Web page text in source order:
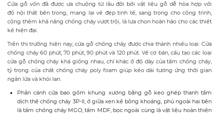
Cửa gỗ vốn đã được ưa chuộng từ lâu đời bởi vật liệu gỗ dễ hòa hợp với
đồ nội thất bên trong, mang lại vẻ đẹp tinh tế, sang trọng cho công trình,
cộng thêm khả năng chống cháy vượt trội, là lựa chọn hoàn hảo cho các thiết
kế hiện đại.
Trên thị trường hiện nay, cửa gỗ chống cháy được chia thành nhiều loại: Cửa
chống cháy 60 phút, 70 phút, 90 phút và 120 phút. Về cơ bản, cấu tạo các loại
cửa gỗ chống cháy khá giống nhau, chỉ khác ở độ dày của tấm chống cháy,
tỷ trọng của chất chống cháy poly foam giúp kéo dài tương ứng thời gian
ngăn lửa và khói lan.
Phần cánh cửa bao gồm khung xương bằng gỗ keo ghép thanh tẩm
dịch thể chống cháy 3P-II, ở giữa xen kẽ bông khoáng, phủ ngoài hai bên
là tấm chống cháy MGO, tấm MDF, bọc ngoài cùng là vật liệu hoàn thiện